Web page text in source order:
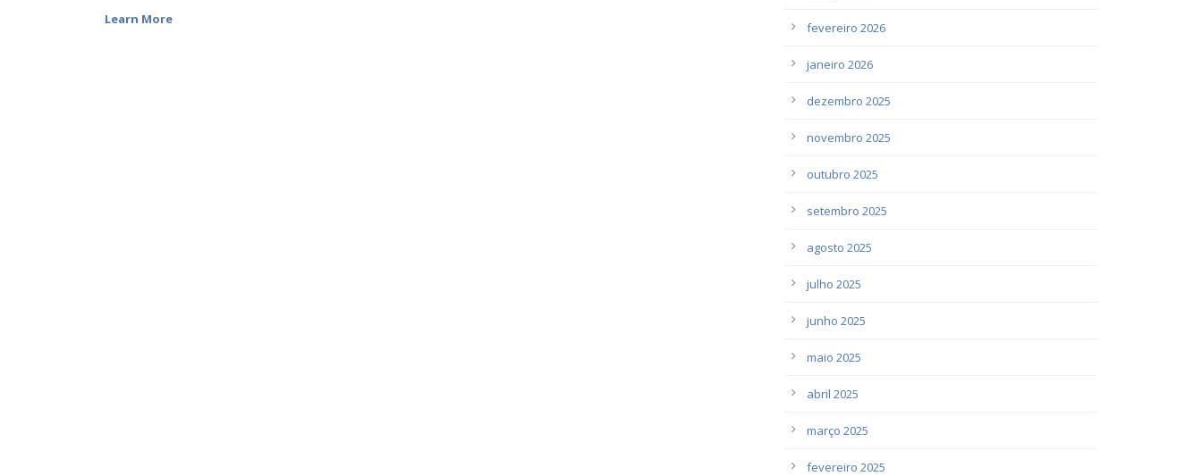
Learn More
fevereiro 2026
janeiro 2026
dezembro 2025
novembro 2025
outubro 2025
setembro 2025
agosto 2025
julho 2025
junho 2025
maio 2025
abril 2025
março 2025
fevereiro 2025